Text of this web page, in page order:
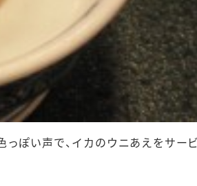
っぽい声で、イカのウニあえをサー